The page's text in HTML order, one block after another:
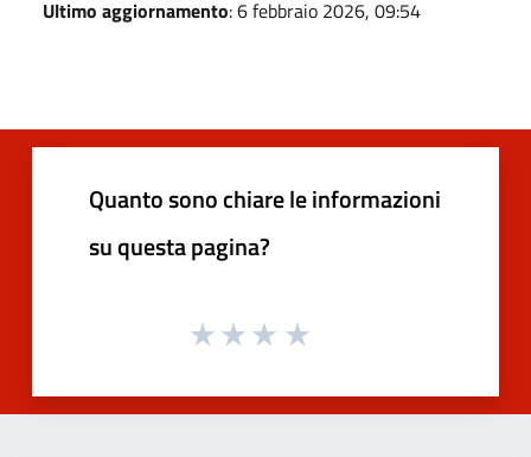
Ultimo aggiornamento: 6 febbraio 2026, 09:54
Quanto sono chiare le informazioni
su questa pagina?